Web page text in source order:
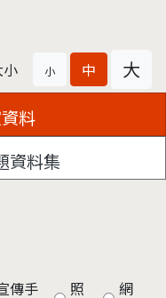
小 中 大
料
資料集
傳手
照
網